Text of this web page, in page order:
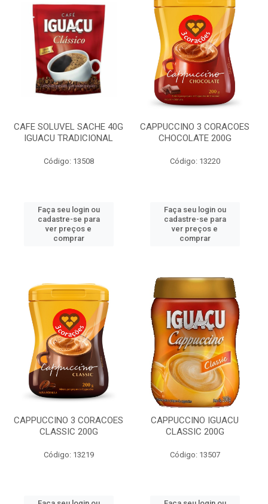
CAFE SOLUVEL SACHE 40G
IGUACU TRADICIONAL
Código: 13508
Faça seu login ou
cadastre-se para
ver preços e
comprar
CAPPUCCINO 3 CORACOES
CHOCOLATE 200G
Código: 13220
Faça seu login ou
cadastre-se para
ver preços e
comprar
CAPPUCCINO 3 CORACOES
CLASSIC 200G
Código: 13219
CAPPUCCINO IGUACU
CLASSIC 200G
Código: 13507